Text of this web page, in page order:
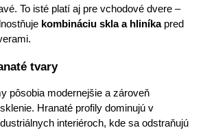
To isté platí aj pre vchodové dvere –
kombináciu skla a hliníka pred
tvary
pôsobia modernejšie a zároveň
Hranaté profily dominujú v
interiéroch, kde sa odstraňujú